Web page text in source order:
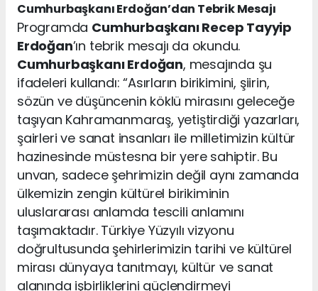
Cumhurbaşkanı Erdoğan’dan Tebrik Mesajı
Programda Cumhurbaşkanı Recep Tayyip
Erdoğan’ın tebrik mesajı da okundu.
Cumhurbaşkanı Erdoğan, mesajında şu
ifadeleri kullandı: “Asırların birikimini, şiirin,
sözün ve düşüncenin köklü mirasını geleceğe
taşıyan Kahramanmaraş, yetiştirdiği yazarları,
şairleri ve sanat insanları ile milletimizin kültür
hazinesinde müstesna bir yere sahiptir. Bu
unvan, sadece şehrimizin değil aynı zamanda
ülkemizin zengin kültürel birikiminin
uluslararası anlamda tescili anlamını
taşımaktadır. Türkiye Yüzyılı vizyonu
doğrultusunda şehirlerimizin tarihi ve kültürel
mirası dünyaya tanıtmayı, kültür ve sanat
alanında işbirliklerini güçlendirmeyi